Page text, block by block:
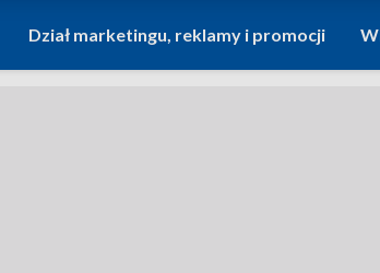
Dział marketingu, reklamy i promocji